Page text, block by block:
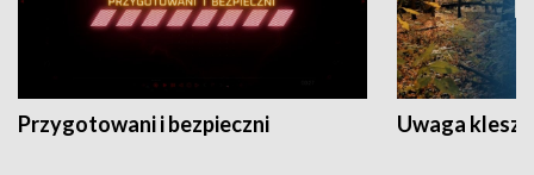
Przygotowani i bezpieczni Uwaga